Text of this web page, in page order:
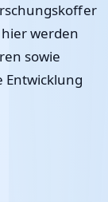
werden
sowie
Entwicklung